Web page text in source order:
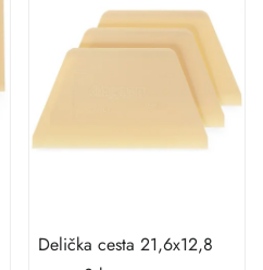
Delička cesta 21,6x12,8